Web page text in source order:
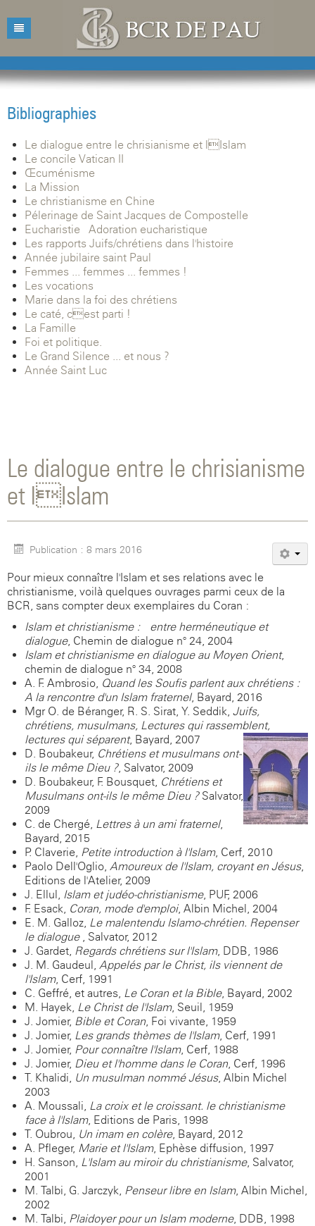
Accueil
Horaires d'ouvertures
Contacts
Mentions légales
Catalogue des livres
Catalogue des revues
Acquisitions
Bibliographies
Conférences
Agenda
Bibliographies
Le dialogue entre le chrisianisme et lIslam
Le concile Vatican II
Œcuménisme
La Mission
Le christianisme en Chine
Pélerinage de Saint Jacques de Compostelle
Eucharistie - Adoration eucharistique
Les rapports Juifs/chrétiens dans l'histoire
Année jubilaire saint Paul
Femmes ... femmes ... femmes !
Les vocations
Marie dans la foi des chrétiens
Le caté, cest parti !
La Famille
Foi et politique.
Le Grand Silence ... et nous ?
Année Saint-Luc
Le dialogue entre le chrisianisme
et lIslam
Publication : 8 mars 2016
Pour mieux connaître l'Islam et ses relations avec le
christianisme, voilà quelques ouvrages parmi ceux de la
BCR, sans compter deux exemplaires du Coran :
Islam et christianisme : entre herméneutique et
dialogue, Chemin de dialogue n° 24, 2004
Islam et christianisme en dialogue au Moyen Orient,
chemin de dialogue n° 34, 2008
A. F. Ambrosio, Quand les Soufis parlent aux chrétiens :
A la rencontre d'un Islam fraternel, Bayard, 2016
Mgr O. de Béranger, R. S. Sirat, Y. Seddik, Juifs,
chrétiens, musulmans, Lectures qui rassemblent,
lectures qui séparent, Bayard, 2007
D. Boubakeur, Chrétiens et musulmans ont-
ils le même Dieu ?, Salvator, 2009
D. Boubakeur, F. Bousquet, Chrétiens et
Musulmans ont-ils le même Dieu ?Salvator,
2009
C. de Chergé, Lettres à un ami fraternel,
Bayard, 2015
P. Claverie, Petite introduction à l'Islam, Cerf, 2010
Paolo Dell'Oglio, Amoureux de l'Islam, croyant en Jésus,
Editions de l'Atelier, 2009
J. Ellul, Islam et judéo-christianisme, PUF, 2006
F. Esack, Coran, mode d'emploi, Albin Michel, 2004
E. M. Galloz, Le malentendu Islamo-chrétien. Repenser
le dialogue, Salvator, 2012
J. Gardet, Regards chrétiens sur l'Islam, DDB, 1986
J. M. Gaudeul, Appelés par le Christ, ils viennent de
l'Islam, Cerf, 1991
C. Geffré, et autres, Le Coran et la Bible, Bayard, 2002
M. Hayek, Le Christ de l'Islam, Seuil, 1959
J. Jomier, Bible et Coran, Foi vivante, 1959
J. Jomier, Les grands thèmes de l'Islam, Cerf, 1991
J. Jomier, Pour connaître l'Islam, Cerf, 1988
J. Jomier, Dieu et l'homme dans le Coran, Cerf, 1996
T. Khalidi, Un musulman nommé Jésus, Albin Michel
2003
A. Moussali, La croix et le croissant. le christianisme
face à l'Islam, Editions de Paris, 1998
T. Oubrou, Un imam en colère, Bayard, 2012
A. Pfleger, Marie et l'Islam, Ephèse diffusion, 1997
H. Sanson, L'Islam au miroir du christianisme, Salvator,
2001
M. Talbi, G. Jarczyk, Penseur libre en Islam, Albin Michel,
2002
M. Talbi, Plaidoyer pour un Islam moderne, DDB, 1998